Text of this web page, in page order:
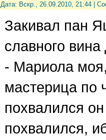
Дата: Вскр., 26.09.2010, 21:44 |
Закивал пан
славного
- Мариола
мастерица по
похвалился
похвалился,